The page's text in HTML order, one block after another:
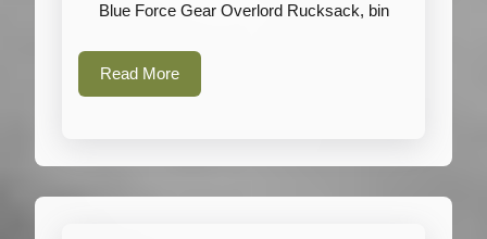
Blue Force Gear Overlord Rucksack, bin
Read MoreRead
More